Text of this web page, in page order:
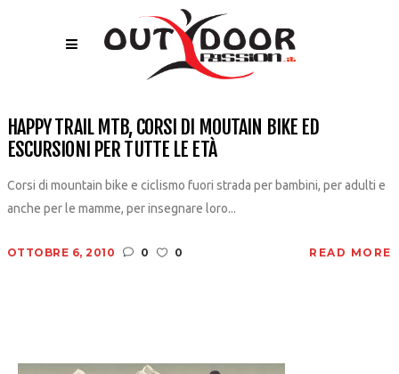
HAPPY TRAIL MTB, CORSI DI MOUTAIN BIKE ED
ESCURSIONI PER TUTTE LE ETÀ
Corsi di mountain bike e ciclismo fuori strada per bambini, per adulti e
anche per le mamme, per insegnare loro...
OTTOBRE 6, 2010 0 0 READ MORE